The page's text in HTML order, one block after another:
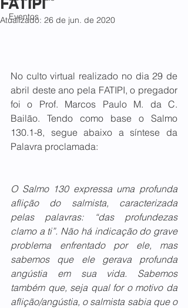
Eventos
Atualizado: 26 de jun. de 2020
No culto virtual realizado no dia 29 de
abril deste ano pela FATIPI, o pregador
foi o Prof. Marcos Paulo M. da C.
Bailão. Tendo como base o Salmo
130.1-8, segue abaixo a síntese da
Palavra proclamada:
O Salmo 130 expressa uma profunda
aflição do salmista, caracterizada
pelas palavras: “das profundezas
clamo a ti”. Não há indicação do grave
problema enfrentado por ele, mas
sabemos que ele gerava profunda
angústia em sua vida. Sabemos
também que, seja qual for o motivo da
aflição/angústia, o salmista sabia que o